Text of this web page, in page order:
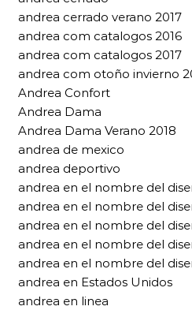
andrea cerrado verano 2017
andrea com catalogos 2016
andrea com catalogos 2017
andrea com otoño invierno
Andrea Confort
Andrea Dama
Andrea Dama Verano 2018
andrea de mexico
andrea deportivo
andrea en el nombre del
andrea en el nombre del
andrea en el nombre del
andrea en el nombre del
andrea en el nombre del
andrea en Estados Unidos
andrea en linea